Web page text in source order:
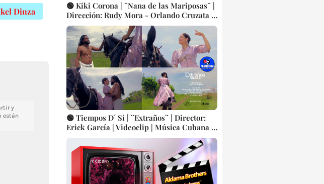
Dinza
y
están
🟢 Kiki Corona | ¨Nana de las Mariposas¨ |
Dirección: Rudy Mora - Orlando Cruzata |
Videoclip Animado | Música Infantil
Cubana | Artistas Cubanos | Canción |
CUBA
🟢 Tiempos D´ Sí | ¨Extraños¨ | Director:
Erick García | Videoclip | Música Cubana |
Artistas Cubanos | Canción | CUBA